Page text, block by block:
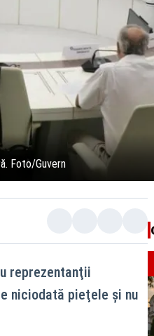
Foto/Guvern
reprezentanţii
niciodată pieţele şi nu